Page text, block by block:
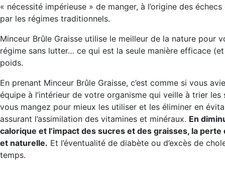
« nécessité impérieuse » de manger, à l’origine des
par les régimes traditionnels.
Minceur Brûle Graisse utilise le meilleur de la nature pour
régime sans lutter… ce qui est la seule manière efficace
poids.
En prenant Minceur Brûle Graisse, c’est comme si vous
équipe à l’intérieur de votre organisme qui veille à trier les
vous mangez pour mieux les utiliser et les éliminer en
assurant l’assimilation des vitamines et minéraux. En
calorique et l’impact des sucres et des graisses, la
et naturelle. Et l’éventualité de diabète ou d’excès de
temps.